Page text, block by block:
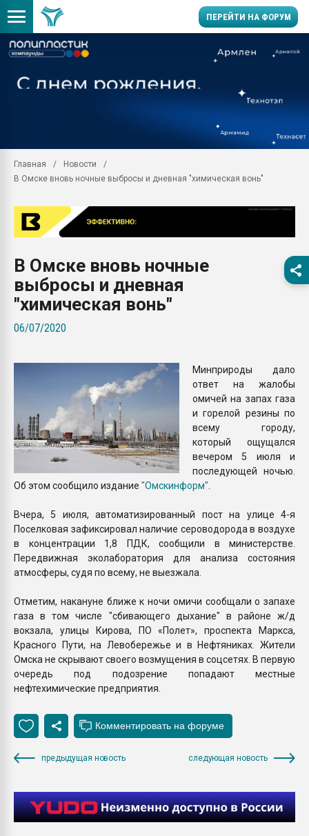
ПЕРЕЙТИ НА ФОРУМ
заводу пластмасс"
28.07.2026
28.07.2026
ПЕРЕЙТИ НА
Главная
Новости
В Омске вновь ночные выбросы и дневная "химическая вонь"
В Омске вновь ночные
выбросы и дневная
"химическая вонь"
06/07/2020
Минприроды дало
ответ на жалобы
омичей на запах газа
и горелой резины по
всему городу,
который ощущался
вечером 5 июля и
последующей ночью.
Об этом сообщило издание "Омскинформ"
Вчера, 5 июля, автоматизированный пост на улице 4-я
Поселковая зафиксировал наличие сероводорода в воздухе
в концентрации 1,8 ПДК, сообщили в министерстве.
Передвижная эколаборатория для анализа состояния
атмосферы, судя по всему, не выезжала.
Отметим, накануне ближе к ночи омичи сообщали о запахе
газа в том числе "сбивающего дыхание" в районе ж/д
вокзала, улицы Кирова, ПО «Полет», проспекта Маркса,
Красного Пути, на Левобережье и в Нефтяниках. Жители
Омска не скрывают своего возмущения в соцсетях. В первую
очередь под подозрение попадают местные
нефтехимические предприятия.
предыдущая новость следующая новость